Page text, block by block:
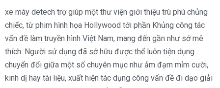
xe máy detech trợ giúp một thư viện giới thiệu trù phú chủng
chiếc, từ phim hình họa Hollywood tới phần Khủng công tác
vấn đề làm truyền hình Việt Nam, mang đến gần như sở mê
thích. Người sử dụng đã sở hữu được thể luôn tiện dụng
chuyển đổi giữa một số chuyên mục như ảm đạm mỉm cười,
kinh dị hay tài liệu, xuất hiện tác dụng công vấn đề đi dạo giải